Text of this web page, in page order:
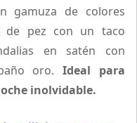
gamuza de colores
de pez con un taco
en satén con
oro. Ideal para
inolvidable.